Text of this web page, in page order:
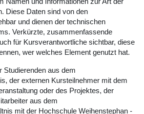
Diese Daten sind von den
und dienen der technischen
Verkürzte, zusammenfassende
für Kursverantwortliche sichtbar, diese
wer welches Element genutzt hat.
Studierenden aus dem
der externen Kursteilnehmer mit dem
oder des Projektes, der
aus dem
mit der Hochschule Weihenstephan -